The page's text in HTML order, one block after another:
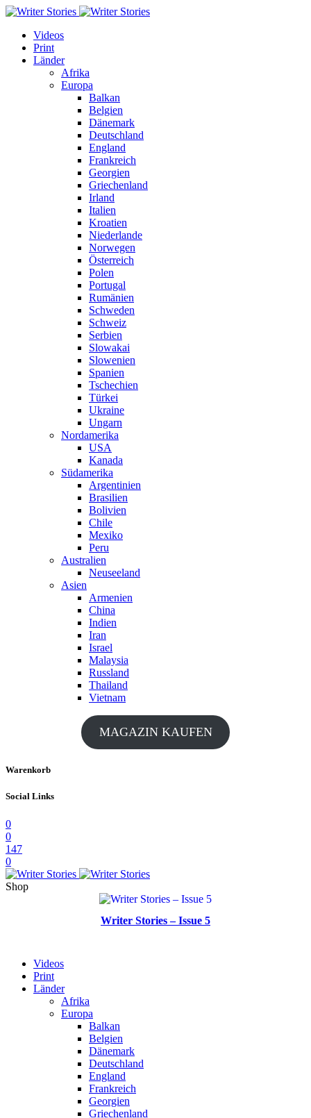
Videos
Print
Länder
Afrika
Europa
Balkan
Belgien
Dänemark
Deutschland
England
Frankreich
Georgien
Griechenland
Irland
Italien
Kroatien
Niederlande
Norwegen
Österreich
Polen
Portugal
Rumänien
Schweden
Schweiz
Serbien
Slowakai
Slowenien
Spanien
Tschechien
Türkei
Ukraine
Ungarn
Nordamerika
USA
Kanada
Südamerika
Argentinien
Brasilien
Bolivien
Chile
Mexiko
Peru
Australien
Neuseeland
Asien
Armenien
China
Indien
Iran
Israel
Malaysia
Russland
Thailand
Vietnam
MAGAZIN KAUFEN
Warenkorb
Social Links
0
0
147
0
Shop
Writer Stories – Issue 5
Videos
Print
Länder
Afrika
Europa
Balkan
Belgien
Dänemark
Deutschland
England
Frankreich
Georgien
Griechenland